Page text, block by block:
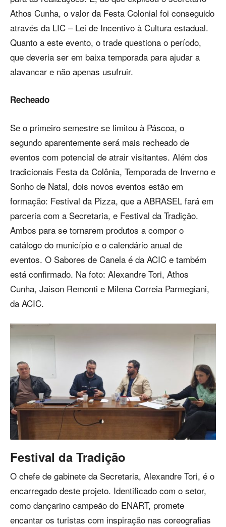
Athos Cunha, o valor da Festa Colonial foi conseguido
através da LIC – Lei de Incentivo à Cultura estadual.
Quanto a este evento, o trade questiona o período,
que deveria ser em baixa temporada para ajudar a
alavancar e não apenas usufruir.
Recheado
Se o primeiro semestre se limitou à Páscoa, o
segundo aparentemente será mais recheado de
eventos com potencial de atrair visitantes. Além dos
tradicionais Festa da Colônia, Temporada de Inverno e
Sonho de Natal, dois novos eventos estão em
formação: Festival da Pizza, que a ABRASEL fará em
parceria com a Secretaria, e Festival da Tradição.
Ambos para se tornarem produtos a compor o
catálogo do município e o calendário anual de
eventos. O Sabores de Canela é da ACIC e também
está confirmado. Na foto: Alexandre Tori, Athos
Cunha, Jaison Remonti e Milena Correia Parmegiani,
da ACIC.
Festival da Tradição
O chefe de gabinete da Secretaria, Alexandre Tori, é o
encarregado deste projeto. Identificado com o setor,
como dançarino campeão do ENART, promete
encantar os turistas com inspiração nas coreografias